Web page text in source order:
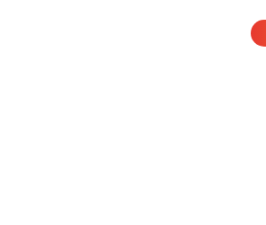
DOVE
TUOI